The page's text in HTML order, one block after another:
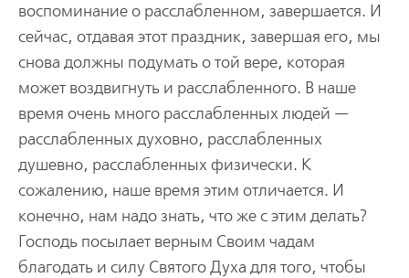
воспоминание о расслабленном, завершается. И
сейчас, отдавая этот праздник, завершая его, мы
снова должны подумать о той вере, которая
может воздвигнуть и расслабленного. В наше
время очень много расслабленных людей —
расслабленных духовно, расслабленных
душевно, расслабленных физически. К
сожалению, наше время этим отличается. И
конечно, нам надо знать, что же с этим делать?
Господь посылает верным Своим чадам
благодать и силу Святого Духа для того, чтобы